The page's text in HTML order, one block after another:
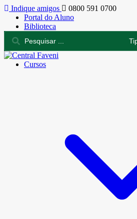
Indique amigos
0800 591 0700
Portal do Aluno
Biblioteca
Cursos